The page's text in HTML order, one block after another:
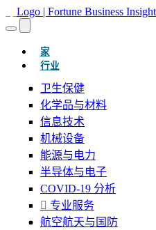
家(当前的)
行业
卫生保健
化学品与材料
信息技术
机械设备
能源与电力
半导体与电子
COVID-19 分析
专业服务
航空航天与国防